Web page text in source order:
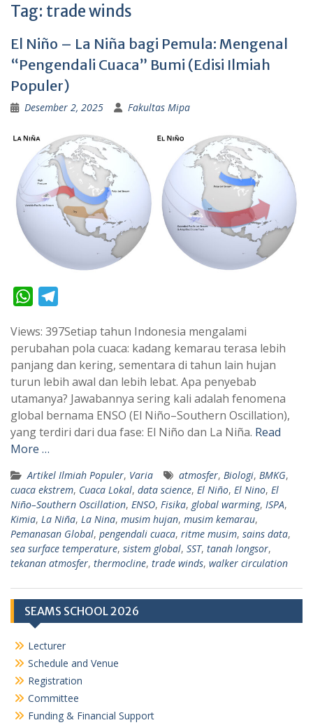
Tag: trade winds
El Niño – La Niña bagi Pemula: Mengenal
“Pengendali Cuaca” Bumi (Edisi Ilmiah
Populer)
Desember 2, 2025 Fakultas Mipa
W
a
t
s
A
p
p
l
e
g
r
a
m
Views: 397Setiap tahun Indonesia mengalami
perubahan pola cuaca: kadang kemarau terasa lebih
panjang dan kering, sementara di tahun lain hujan
turun lebih awal dan lebih lebat. Apa penyebab
utamanya? Jawabannya sering kali adalah fenomena
global bernama ENSO (El Niño–Southern Oscillation),
yang terdiri dari dua fase: El Niño dan La Niña. Read
More …
Artikel Ilmiah Populer, Varia atmosfer, Biologi, BMKG,
cuaca ekstrem, Cuaca Lokal, data science, El Niño, El Nino, El
Niño–Southern Oscillation, ENSO, Fisika, global warming, ISPA,
Kimia, La Niña, La Nina, musim hujan, musim kemarau,
Pemanasan Global, pengendali cuaca, ritme musim, sains data,
sea surface temperature, sistem global, SST, tanah longsor,
tekanan atmosfer, thermocline, trade winds, walker circulation
SEAMS SCHOOL 2026
Lecturer
Schedule and Venue
Registration
Committee
Funding & Financial Support